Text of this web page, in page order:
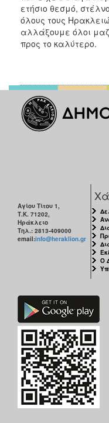
ετήσιο θεσμό,
όλους τους
αλλάξουμε όλοι
προς το καλύτερο.
Αγίου Τίτου 1,
Τ.Κ. 71202,
Ηράκλειο
Τηλ.: 2813-409000
email:info@heraklion.gr
Ο